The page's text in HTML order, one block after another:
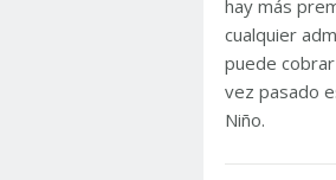
hay más
cualquier
puede
vez pasado
Niño.